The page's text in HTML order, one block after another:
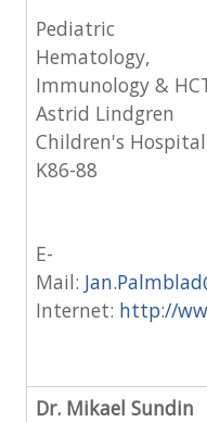
Pediatric
Hematology,
Immunology &
Astrid Lindgren
Children's Hospital
K86-88
E-
Mail:
Internet: http://
Dr. Mikael Sundin